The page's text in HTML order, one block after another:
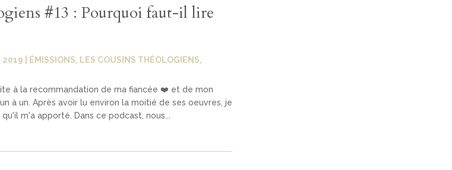
#13 : Pourquoi faut-il lire
2019 ÉMISSIONS, LES COUSINS THÉOLOGIENS,
à la recommandation de ma fiancée ❤️ et de mon
à un. Après avoir lu environ la moitié de ses oeuvres, je
m'a apporté. Dans ce podcast, nous...